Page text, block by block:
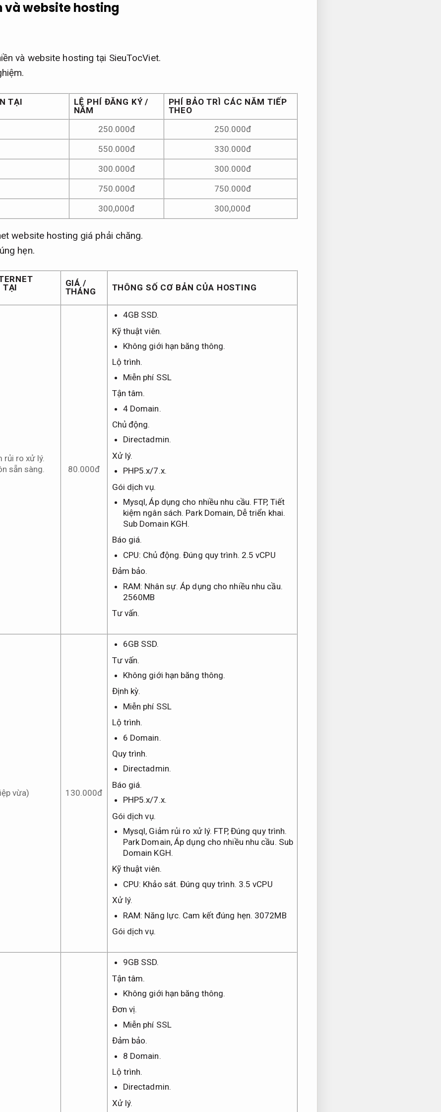
và website hosting
và website hosting tại SieuTocViet.
TẠI
LỆ PHÍ ĐĂNG KÝ /
NĂM
PHÍ BẢO TRÌ CÁC NĂM TIẾP
THEO
250.000đ
250.000đ
550.000đ
330.000đ
300.000đ
300.000đ
750.000đ
750.000đ
300,000đ 300,000đ
website hosting giá phải chăng.
hẹn.
TẠI
GIÁ /
THÁNG
THÔNG SỐ CƠ BẢN CỦA HOSTING
rủi ro xử lý.
sẵn sàng.
80.000đ
4GB SSD.
Kỹ thuật viên.
Không giới hạn băng thông.
Lộ trình.
Miễn phí SSL
Tận tâm.
4 Domain.
Chủ động.
Directadmin.
Xử lý.
PHP5.x/7.x.
Gói dịch vụ.
Mysql,Áp dụng cho nhiều nhu cầu. FTP, Tiết
kiệm ngân sách. Park Domain, Dễ triển khai.
Sub Domain KGH.
Báo giá.
CPU: Chủ động. Đúng quy trình. 2.5 vCPU
Đảm bảo.
RAM: Nhân sự. Áp dụng cho nhiều nhu cầu.
2560MB
Tư vấn.
vừa) 130.000đ
6GB SSD.
Tư vấn.
Không giới hạn băng thông.
Định kỳ.
Miễn phí SSL
Lộ trình.
6 Domain.
Quy trình.
Directadmin.
Báo giá.
PHP5.x/7.x.
Gói dịch vụ.
Mysql, Giảm rủi ro xử lý. FTP, Đúng quy trình.
Park Domain,Áp dụng cho nhiều nhu cầu. Sub
Domain KGH.
Kỹ thuật viên.
CPU: Khảo sát. Đúng quy trình. 3.5 vCPU
Xử lý.
RAM: Năng lực. Cam kết đúng hẹn. 3072MB
Gói dịch vụ.
9GB SSD.
Tận tâm.
Không giới hạn băng thông.
Đơn vị.
Miễn phí SSL
Đảm bảo.
8 Domain.
Lộ trình.
Directadmin.
Xử lý.